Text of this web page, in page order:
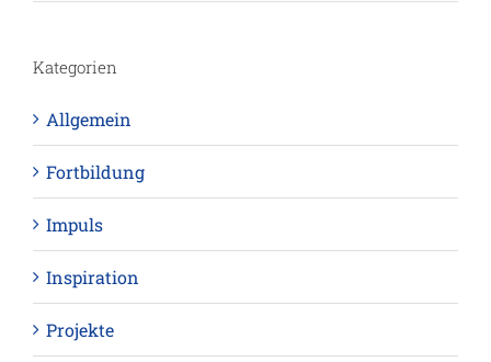
Kategorien
Allgemein
Fortbildung
Impuls
Inspiration
Projekte